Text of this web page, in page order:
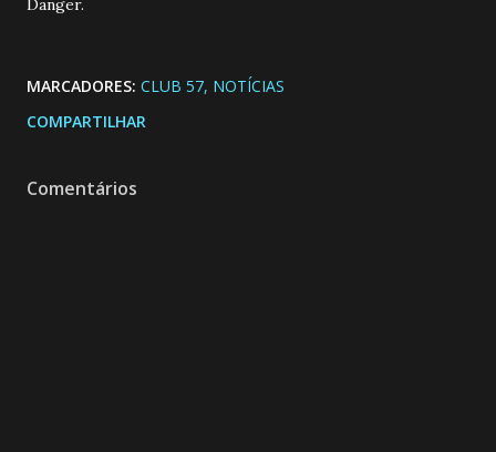
MARCADORES: CLUB 57 NOTÍCIAS
COMPARTILHAR
Comentários